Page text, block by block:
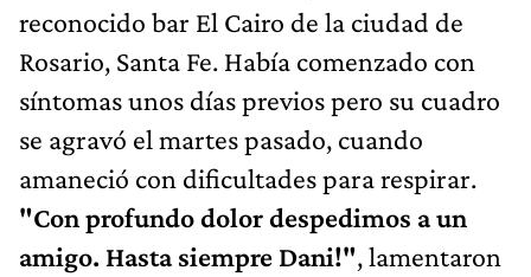
reconocido bar El Cairo de la ciudad de
Rosario, Santa Fe. Había comenzado con
síntomas unos días previos pero su cuadro
se agravó el martes pasado, cuando
amaneció con dificultades para respirar.
"Con profundo dolor despedimos a un
amigo. Hasta siempre Dani!", lamentaron